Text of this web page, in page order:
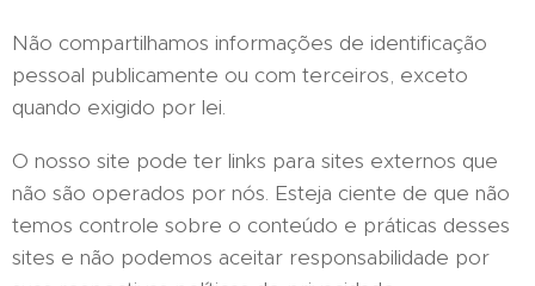
Não compartilhamos informações de identificação
pessoal publicamente ou com terceiros, exceto
quando exigido por lei.
O nosso site pode ter links para sites externos que
não são operados por nós. Esteja ciente de que não
temos controle sobre o conteúdo e práticas desses
sites e não podemos aceitar responsabilidade por